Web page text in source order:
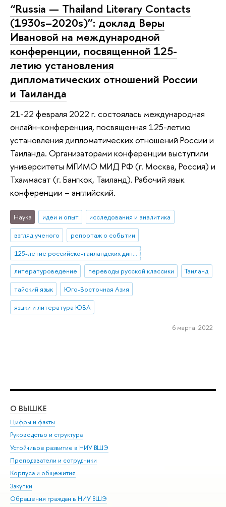
“Russia — Thailand Literary Contacts
(1930s–2020s)”: доклад Веры
Ивановой на международной
конференции, посвященной 125-
летию установления
дипломатических отношений России
и Таиланда
21-22 февраля 2022 г. состоялась международная
онлайн-конференция, посвященная 125-летию
установления дипломатических отношений России и
Таиланда. Организаторами конференции выступили
университеты МГИМО МИД РФ (г. Москва, Россия) и
Тхаммасат (г. Бангкок, Таиланд). Рабочий язык
конференции – английский.
Наука идеи и опыт
исследования и аналитика
взгляд ученого
репортаж о событии
125-летие российско-таиландских дипломатических отношений
литературоведение
переводы русской классики
Таиланд
тайский язык
Юго-Восточная Азия
языки и литература ЮВА
6 марта 2022
О ВЫШКЕ
Цифры и факты
Руководство и структура
Устойчивое развитие в НИУ ВШЭ
Преподаватели и сотрудники
Корпуса и общежития
Закупки
Обращения граждан в НИУ ВШЭ